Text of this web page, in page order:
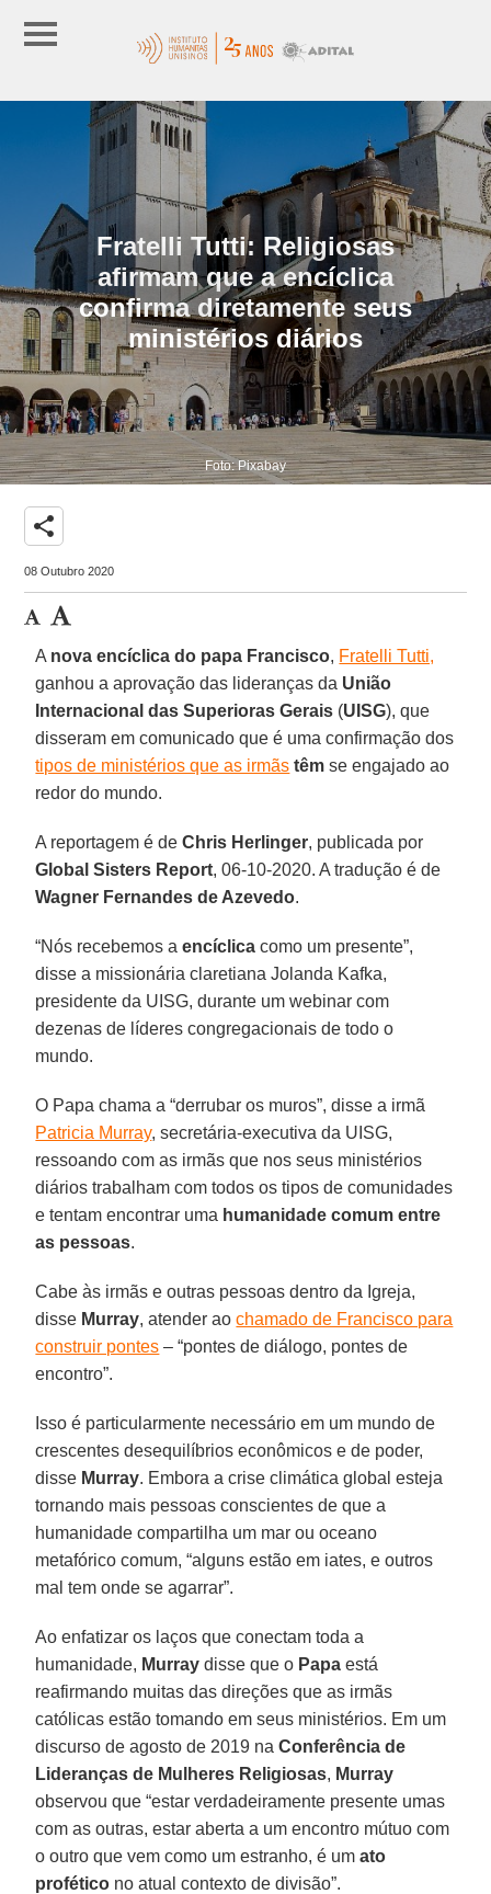
Fratelli Tutti: Religiosas
afirmam que a encíclica
confirma diretamente seus
ministérios diários
Foto: Pixabay
share
08 Outubro 2020
A nova encíclica do papa Francisco, Fratelli Tutti,
ganhou a aprovação das lideranças da União
Internacional das Superioras Gerais (UISG), que
disseram em comunicado que é uma confirmação dos
tipos de ministérios que as irmãs têm se engajado ao
redor do mundo.
A reportagem é deChris Herlinger, publicada por
Global Sisters Report, 06-10-2020. A tradução é de
Wagner Fernandes de Azevedo.
“Nós recebemos aencíclica como um presente”,
disse a missionária claretiana Jolanda Kafka,
presidente da UISG, durante um webinar com
dezenas de líderes congregacionais de todo o
mundo.
O Papa chama a “derrubar os muros”, disse a irmã
Patricia Murray, secretária-executiva da UISG,
ressoando com as irmãs que nos seus ministérios
diários trabalham com todos os tipos de comunidades
e tentam encontrar uma humanidade comum entre
as pessoas.
Cabe às irmãs e outras pessoas dentro da Igreja,
disse Murray, atender aochamado de Francisco para
construir pontes – “pontes de diálogo, pontes de
encontro”.
Isso é particularmente necessário em um mundo de
crescentes desequilíbrios econômicos e de poder,
disse Murray. Embora a crise climática global esteja
tornando mais pessoas conscientes de que a
humanidade compartilha um mar ou oceano
metafórico comum, “alguns estão em iates, e outros
mal tem onde se agarrar”.
Ao enfatizar os laços que conectam toda a
humanidade, Murray disse que o Papa está
reafirmando muitas das direções que as irmãs
católicas estão tomando em seus ministérios. Em um
discurso de agosto de 2019 na Conferência de
Lideranças de Mulheres Religiosas, Murray
observou que “estar verdadeiramente presente umas
com as outras, estar aberta a um encontro mútuo com
o outro que vem como um estranho, é umato
profético no atual contexto de divisão”.